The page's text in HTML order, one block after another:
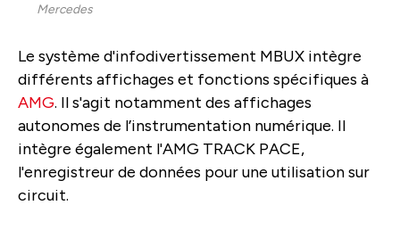
Mercedes
Le système d'infodivertissement MBUX intègre
différents affichages et fonctions spécifiques à
AMG. Il s'agit notamment des affichages
autonomes de l’instrumentation numérique. Il
intègre également l'AMG TRACK PACE,
l'enregistreur de données pour une utilisation sur
circuit.